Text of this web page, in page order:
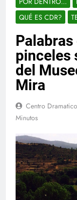
QUÉ ES CDR?
pinceles
del
Mira
Centro
Minutos